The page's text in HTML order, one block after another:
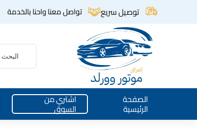
توصيل سريع تواصل معنا واحنا بالخدمة
الصفحة
الرئيسية
اشتري من
السوق